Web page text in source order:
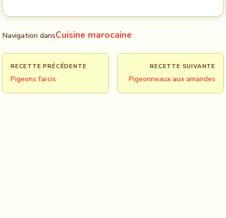
Navigation dansCuisine marocaine
RECETTE PRÉCÉDENTE
Pigeons farcis
RECETTE SUIVANTE
Pigeonneaux aux amandes